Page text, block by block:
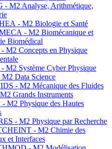
- M2 Analyse, Arithmétique,
- M2 Biologie et Santé
- M2 Biomécanique et
Biomédical
M2 Concepts en Physique
M2 Système Cyber Physique
Data Science
- M2 Mécanique des Fluides
Grands Instruments
M2 Physique des Hautes
- M2 Physique par Recherche
- M2 Chimie des
et Interfaces